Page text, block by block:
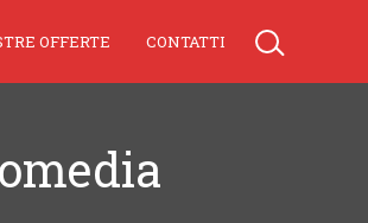
OFFERTE CONTATTI